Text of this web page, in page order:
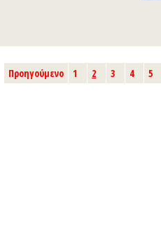
Προηγούμενο 1 2 3 4 5